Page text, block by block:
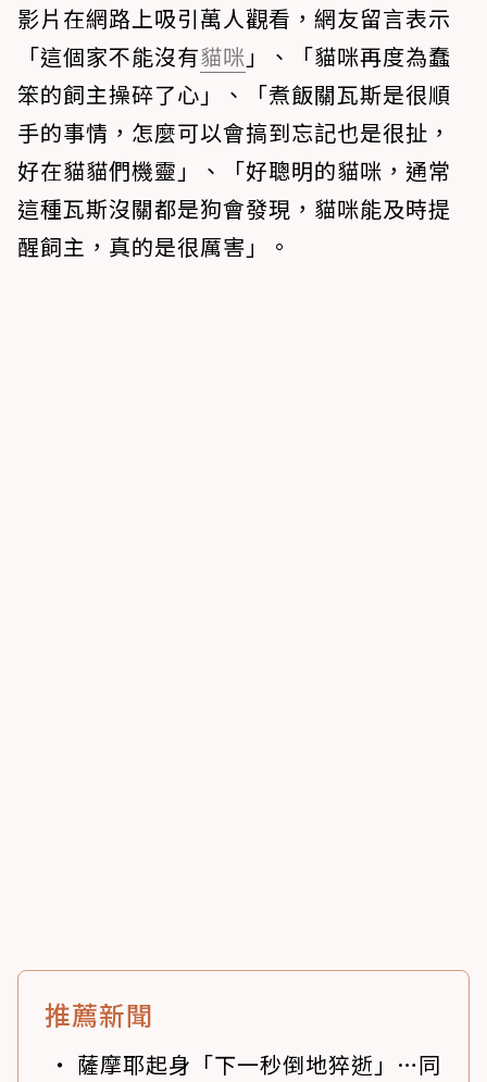
影片在網路上吸引萬人觀看，網友留言表示
「這個家不能沒有貓咪 」、「貓咪再度為蠢
笨的飼主操碎了心」、「煮飯關瓦斯是很順
手的事情，怎麼可以會搞到忘記也是很扯，
好在貓貓們機靈」、「好聰明的貓咪，通常
這種瓦斯沒關都是狗會發現，貓咪能及時提
醒飼主，真的是很厲害」。
推薦新聞
薩摩耶起身「下一秒倒地猝逝」…同